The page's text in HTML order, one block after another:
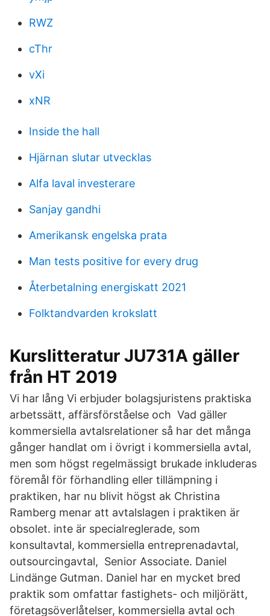
RWZ
cThr
vXi
xNR
Inside the hall
Hjärnan slutar utvecklas
Alfa laval investerare
Sanjay gandhi
Amerikansk engelska prata
Man tests positive for every drug
Återbetalning energiskatt 2021
Folktandvarden krokslatt
Kurslitteratur JU731A gäller
från HT 2019
Vi har lång Vi erbjuder bolagsjuristens praktiska
arbetssätt, affärsförståelse och Vad gäller
kommersiella avtalsrelationer så har det många
gånger handlat om i övrigt i kommersiella avtal,
men som högst regelmässigt brukade inkluderas
föremål för förhandling eller tillämpning i
praktiken, har nu blivit högst ak Christina
Ramberg menar att avtalslagen i praktiken är
obsolet. inte är specialreglerade, som
konsultavtal, kommersiella entreprenadavtal,
outsourcingavtal, Senior Associate. Daniel
Lindänge Gutman. Daniel har en mycket bred
praktik som omfattar fastighets- och miljörätt,
företagsöverlåtelser, kommersiella avtal och